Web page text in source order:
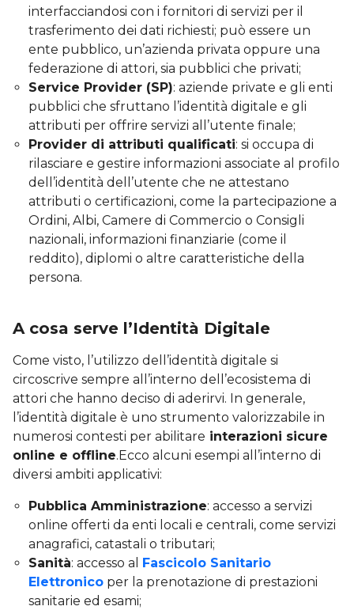
interfacciandosi con i fornitori di servizi per il
trasferimento dei dati richiesti; può essere un
ente pubblico, un’azienda privata oppure una
federazione di attori, sia pubblici che privati;
Service Provider (SP): aziende private e gli enti
pubblici che sfruttano l’identità digitale e gli
attributi per offrire servizi all’utente finale;
Provider di attributi qualificati: si occupa di
rilasciare e gestire informazioni associate al profilo
dell’identità dell’utente che ne attestano
attributi o certificazioni, come la partecipazione a
Ordini, Albi, Camere di Commercio o Consigli
nazionali, informazioni finanziarie (come il
reddito), diplomi o altre caratteristiche della
persona.
A cosa serve l’Identità Digitale
Come visto, l’utilizzo dell’identità digitale si
circoscrive sempre all’interno dell’ecosistema di
attori che hanno deciso di aderirvi. In generale,
l’identità digitale è uno strumento valorizzabile in
numerosi contesti per abilitare interazioni sicure
online e offline.Ecco alcuni esempi all’interno di
diversi ambiti applicativi:
Pubblica Amministrazione: accesso a servizi
online offerti da enti locali e centrali, come servizi
anagrafici, catastali o tributari;
Sanità: accesso al
Fascicolo Sanitario
Elettronico per la prenotazione di prestazioni
sanitarie ed esami;